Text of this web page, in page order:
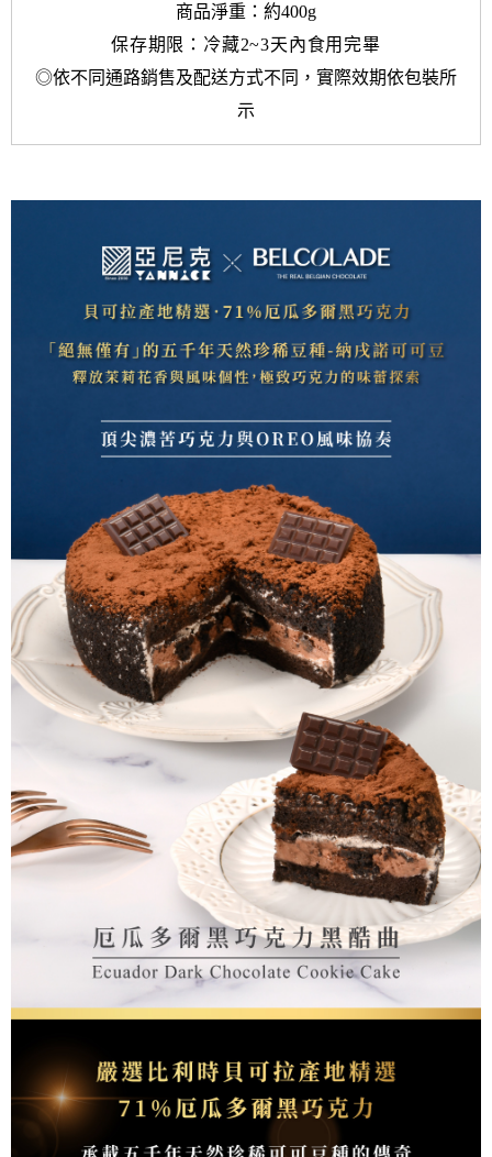
商品淨重：約400g
保存期限：冷藏2~3天內食用完畢
◎依不同通路銷售及配送方式不同，實際效期依包裝所
示